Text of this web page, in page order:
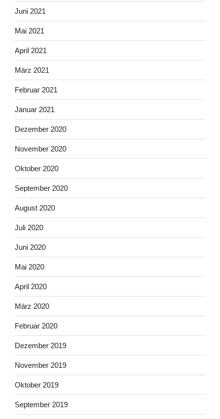
Juni 2021
Mai 2021
April 2021
März 2021
Februar 2021
Januar 2021
Dezember 2020
November 2020
Oktober 2020
September 2020
August 2020
Juli 2020
Juni 2020
Mai 2020
April 2020
März 2020
Februar 2020
Dezember 2019
November 2019
Oktober 2019
September 2019